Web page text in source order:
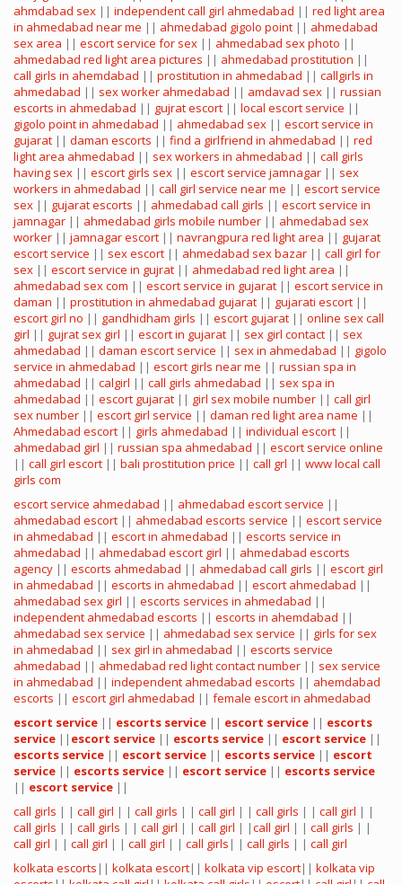
ahmdabad sex || independent call girl ahmedabad || red light area
in ahmedabad near me || ahmedabad gigolo point || ahmedabad
sex area || escort service for sex || ahmedabad sex photo ||
ahmedabad red light area pictures || ahmedabad prostitution ||
call girls in ahemdabad || prostitution in ahmedabad || callgirls in
ahmedabad || sex worker ahmedabad || amdavad sex || russian
escorts in ahmedabad || gujrat escort || local escort service ||
gigolo point in ahmedabad || ahmedabad sex || escort service in
gujarat || daman escorts || find a girlfriend in ahmedabad || red
light area ahmedabad || sex workers in ahmedabad || call girls
having sex || escort girls sex || escort service jamnagar || sex
workers in ahmedabad || call girl service near me || escort service
sex || gujarat escorts || ahmedabad call girls || escort service in
jamnagar || ahmedabad girls mobile number || ahmedabad sex
worker || jamnagar escort || navrangpura red light area || gujarat
escort service || sex escort || ahmedabad sex bazar || call girl for
sex || escort service in gujrat || ahmedabad red light area ||
ahmedabad sex com || escort service in gujarat || escort service in
daman || prostitution in ahmedabad gujarat || gujarati escort ||
escort girl no || gandhidham girls || escort gujarat || online sex call
girl || gujrat sex girl || escort in gujarat || sex girl contact || sex
ahmedabad || daman escort service || sex in ahmedabad || gigolo
service in ahmedabad || escort girls near me || russian spa in
ahmedabad || calgirl || call girls ahmedabad || sex spa in
ahmedabad || escort gujarat || girl sex mobile number || call girl
sex number || escort girl service || daman red light area name ||
Ahmedabad escort || girls ahmedabad || individual escort ||
ahmedabad girl || russian spa ahmedabad || escort service online
|| call girl escort || bali prostitution price || call grl || www local call
girls com
escort service ahmedabad || ahmedabad escort service ||
ahmedabad escort || ahmedabad escorts service || escort service
in ahmedabad || escort in ahmedabad || escorts service in
ahmedabad || ahmedabad escort girl || ahmedabad escorts
agency || escorts ahmedabad || ahmedabad call girls || escort girl
in ahmedabad || escorts in ahmedabad || escort ahmedabad ||
ahmedabad sex girl || escorts services in ahmedabad ||
independent ahmedabad escorts || escorts in ahemdabad ||
ahmedabad sex service || ahmedabad sex service || girls for sex
in ahmedabad || sex girl in ahmedabad || escorts service
ahmedabad || ahmedabad red light contact number || sex service
in ahmedabad || independent ahmedabad escorts || ahemdabad
escorts || escort girl ahmedabad || female escort in ahmedabad
escort service || escorts service || escort service || escorts
service || escort service || escorts service || escort service ||
escorts service || escort service || escorts service || escort
service || escorts service || escort service || escorts service
|| escort service ||
call girls | | call girl | | call girls | | call girl | | call girls | | call girl | |
call girls | | call girls | | call girl | | call girl | |call girl | | call girls | |
call girl | | call girl | | call girl | | call girls | | call girls | | call girl
kolkata escorts || kolkata escort|| kolkata vip escort|| kolkata vip